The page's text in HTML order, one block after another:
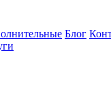
Блог